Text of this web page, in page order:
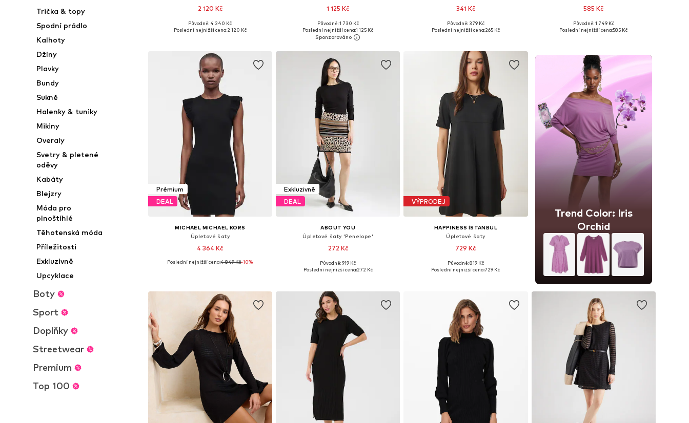
Trička & topy
Spodní prádlo
Kalhoty
Džíny
Plavky
Bundy
Sukně
Halenky & tuniky
Mikiny
Overaly
Svetry & pletené
oděvy
Kabáty
Blejzry
Móda pro
plnoštíhlé
Těhotenská móda
Příležitosti
Exkluzivně
Upcyklace
Boty
Sport
Doplňky
Streetwear
Premium
Top 100
2 120 Kč
Dostupné velikosti: XS, S, M, XL
Původně: 4 240 Kč
Poslední nejnižší cena:2 120 Kč
1 125 Kč
Dostupné velikosti: S, M, L
Přidat do košíku
Původně: 1 730 Kč
Poslední nejnižší cena:1 125 Kč
341 Kč
Dostupné velikosti: XS-XL
Původně: 379 Kč
Poslední nejnižší cena:265 Kč
585 Kč
Dostupné velikosti: XS, S, M, L, XL
Původně: 1 749 Kč
Poslední nejnižší cena:585 Kč
Prémium
DEAL
MICHAEL MICHAEL KORS
Úpletové šaty
4 364 Kč
Dostupné velikosti: XS, S, M, XL
Poslední nejnižší cena:4 849 Kč-10%
Exkluzivně
DEAL
ABOUT YOU
Úpletové šaty 'Penelope'
272 Kč
Dostupné velikosti: XS, S, M, L
Původně: 919 Kč
Poslední nejnižší cena:272 Kč
VÝPRODEJ
HAPPINESS İSTANBUL
Úpletové šaty
729 Kč
Dostupné velikosti: XS-XL
Původně: 819 Kč
Poslední nejnižší cena:729 Kč
Trend Color: Iris
Orchid